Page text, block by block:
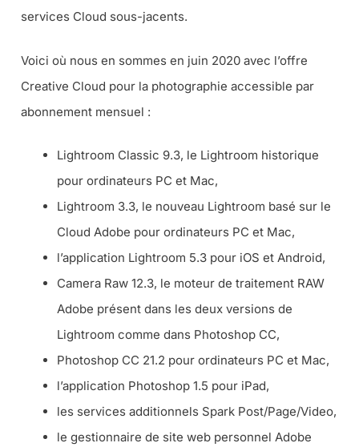
services Cloud sous-jacents.
Voici où nous en sommes en juin 2020 avec l’offre
Creative Cloud pour la photographie accessible par
abonnement mensuel :
Lightroom Classic 9.3, le Lightroom historique
pour ordinateurs PC et Mac,
Lightroom 3.3, le nouveau Lightroom basé sur le
Cloud Adobe pour ordinateurs PC et Mac,
l’application Lightroom 5.3 pour iOS et Android,
Camera Raw 12.3, le moteur de traitement RAW
Adobe présent dans les deux versions de
Lightroom comme dans Photoshop CC,
Photoshop CC 21.2 pour ordinateurs PC et Mac,
l’application Photoshop 1.5 pour iPad,
les services additionnels Spark Post/Page/Video,
le gestionnaire de site web personnel Adobe